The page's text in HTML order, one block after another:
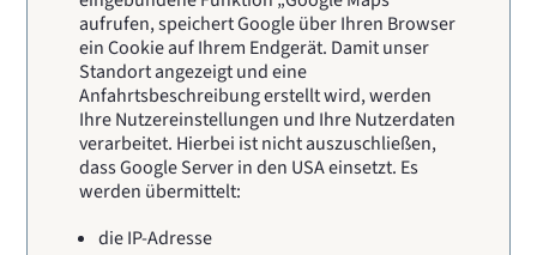
aufrufen, speichert Google über Ihren Browser
ein Cookie auf Ihrem Endgerät. Damit unser
Standort angezeigt und eine
Anfahrtsbeschreibung erstellt wird, werden
Ihre Nutzereinstellungen und Ihre Nutzerdaten
verarbeitet. Hierbei ist nicht auszuschließen,
dass Google Server in den USA einsetzt. Es
werden übermittelt:
die IP-Adresse